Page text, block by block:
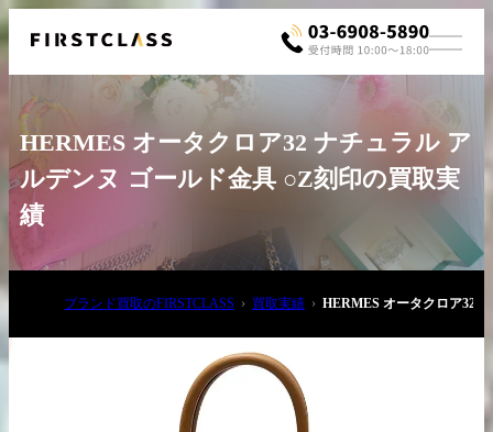
03-6908-5890
HERMES オータクロア32 ナチュラル ア
ルデンヌ ゴールド金具 ○Z刻印の買取実
績
ブランド買取のFIRSTCLASS 買取実績 HERMES オータクロア32